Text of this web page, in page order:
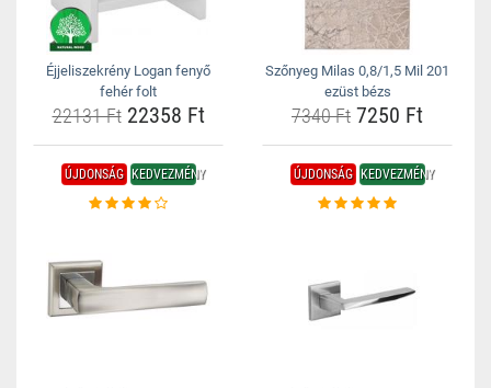
Éjjeliszekrény Logan fenyő
fehér folt
22131 Ft22358 Ft
Szőnyeg Milas 0,8/1,5 Mil 201
ezüst bézs
7340 Ft 7250 Ft
ÚJDONSÁG KEDVEZMÉNY ÚJDONSÁG KEDVEZMÉNY